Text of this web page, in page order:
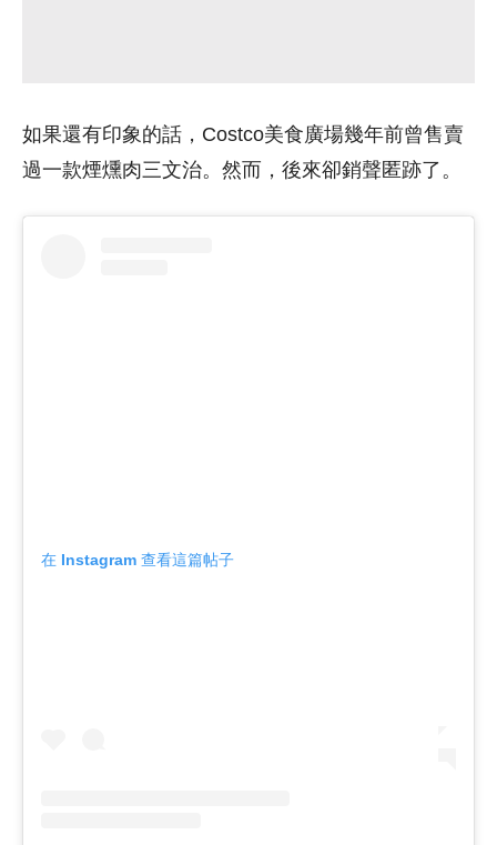
如果還有印象的話，Costco美食廣場幾年前曾售賣
過一款煙燻肉三文治。然而，後來卻銷聲匿跡了。
在 Instagram 查看這篇帖子